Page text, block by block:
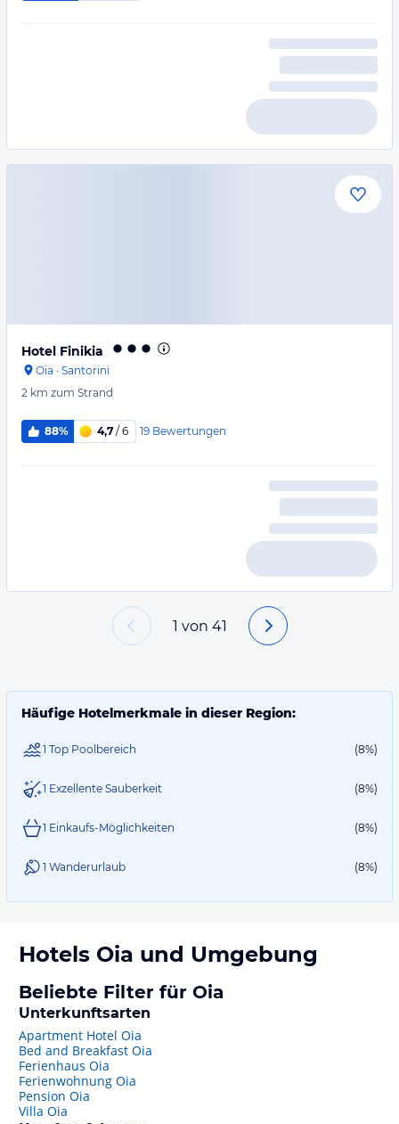
Hotel Finikia
Oia · Santorini
2 km zum Strand
88% 4,7 / 6 19 Bewertungen
1 von 41
Häufige Hotelmerkmale in dieser Region:
1 Top Poolbereich (8%)
1 Exzellente Sauberkeit (8%)
1 Einkaufs-Möglichkeiten (8%)
1 Wanderurlaub (8%)
Hotels Oia und Umgebung
Beliebte Filter für Oia
Unterkunftsarten
Apartment Hotel Oia
Bed and Breakfast Oia
Ferienhaus Oia
Ferienwohnung Oia
Pension Oia
Villa Oia